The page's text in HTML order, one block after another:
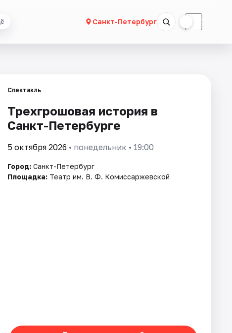
Санкт-Петербург ☾
Спектакль
Трехгрошовая история в
Санкт-Петербурге
5 октября 2026 • понедельник • 19:00
Город: Санкт-Петербург
Площадка: Театр им. В. Ф. Комиссаржевской